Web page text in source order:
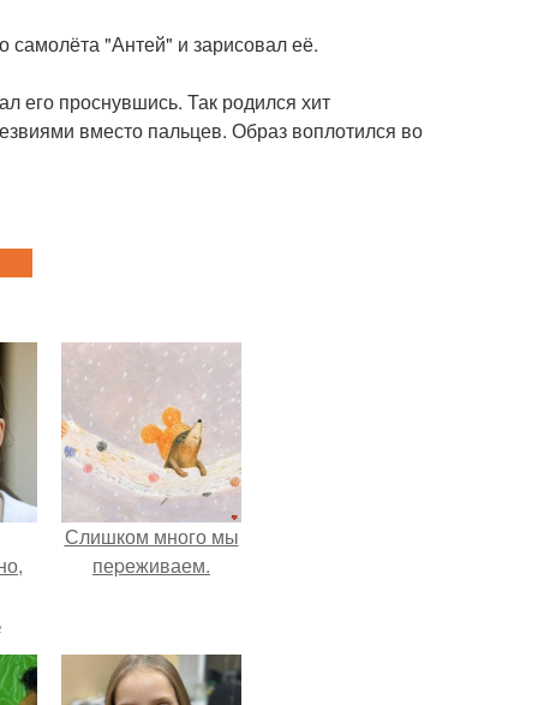
самолёта "Антей" и зарисовал её.
его проснувшись. Так родился хит
вместо пальцев. Образ воплотился во
Слишком много мы
пеpеживаем.